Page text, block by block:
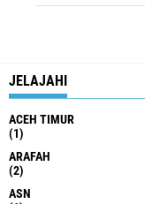
JELAJAHI
ACEH TIMUR
(1)
ARAFAH
(2)
ASN